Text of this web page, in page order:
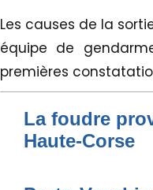
Les causes de la
équipe de
premières
La foudre
Haute-Corse